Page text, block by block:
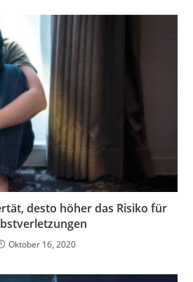
desto höher das Risiko für
Oktober 16, 2020